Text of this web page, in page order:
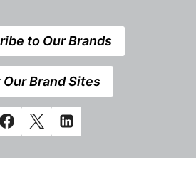
to Our Brands
Brand Sites